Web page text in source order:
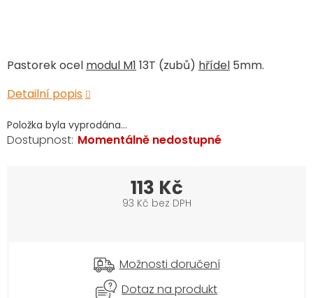
Položka byla vyprodána…
Pastorek ocel modul M1 13T (zubů) hřídel 5mm.
Detailní popis
Momentálně nedostupné
113 Kč
93 Kč bez DPH
Možnosti doručení
Dotaz na produkt